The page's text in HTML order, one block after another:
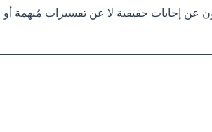
إجابات حقيقية لا عن تفسيرات مُبهمة أو